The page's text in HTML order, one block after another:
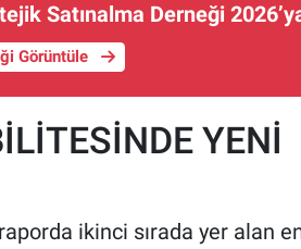
Satınalma Derneği
Görüntüle
YENİ
raporda ikinci sırada yer alan